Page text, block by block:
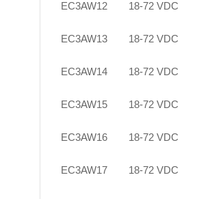
EC3AW12 18-72 VDC
EC3AW13 18-72 VDC
EC3AW14 18-72 VDC
EC3AW15 18-72 VDC
EC3AW16 18-72 VDC
EC3AW17 18-72 VDC